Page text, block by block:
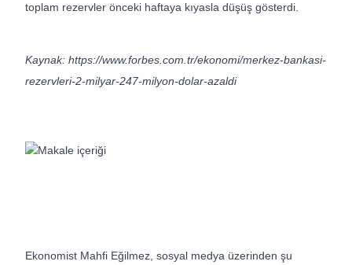
toplam rezervler önceki haftaya kıyasla düşüş gösterdi.
Kaynak: https://www.forbes.com.tr/ekonomi/merkez-bankasi-
rezervleri-2-milyar-247-milyon-dolar-azaldi
Ekonomist Mahfi Eğilmez, sosyal medya üzerinden şu